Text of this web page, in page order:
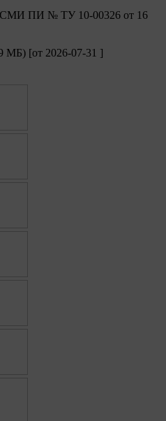
СМИ ПИ № ТУ 10-00326 от 16
МБ) [от 2026-07-31 ]